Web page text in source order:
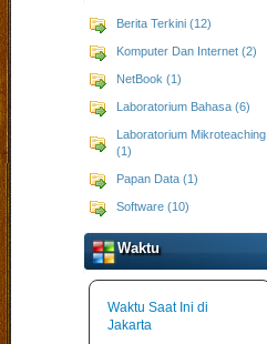
Berita Terkini (12)
Komputer Dan Internet (2)
NetBook (1)
Laboratorium Bahasa (6)
Laboratorium Mikroteaching
(1)
Papan Data (1)
Software (10)
Waktu
Waktu Saat Ini di
Jakarta